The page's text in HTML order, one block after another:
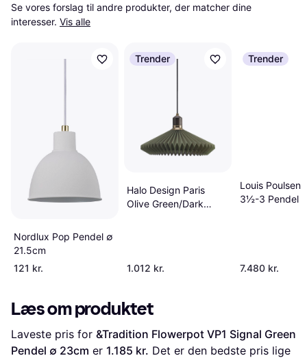
Se vores forslag til andre produkter, der matcher dine
interesser. Vis alle
Nordlux Pop Pendel ∅
21.5cm
121 kr.
Trender
Halo Design Paris
Olive Green/Dark
1.012 kr.
Trender
Louis Poulsen
3½-3 Pendel
7.480 kr.
Læs om produktet
Laveste pris for &Tradition Flowerpot VP1 Signal Green
Pendel ∅ 23cm er 1.185 kr. Det er den bedste pris lige